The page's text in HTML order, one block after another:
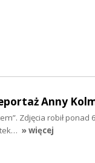
Anny
Zdjęcia robił
» więcej